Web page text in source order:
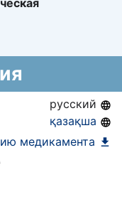
27.07.2016 -
русский
қазақша
медикамента